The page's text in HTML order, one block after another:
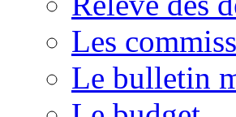
Les
Le bulletin